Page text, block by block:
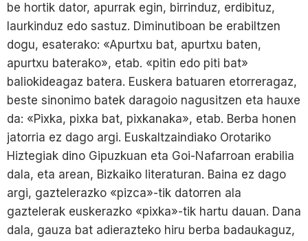
be hortik dator, apurrak egin, birrinduz, erdibituz,
laurkinduz edo sastuz. Diminutiboan be erabiltzen
dogu, esaterako: «Apurtxu bat, apurtxu baten,
apurtxu baterako», etab. «pitin edo piti bat»
baliokideagaz batera. Euskera batuaren etorreragaz,
beste sinonimo batek daragoio nagusitzen eta hauxe
da: «Pixka, pixka bat, pixkanaka», etab. Berba honen
jatorria ez dago argi. Euskaltzaindiako Orotariko
Hiztegiak dino Gipuzkuan eta Goi-Nafarroan erabilia
dala, eta arean, Bizkaiko literaturan. Baina ez dago
argi, gaztelerazko «pizca»-tik datorren ala
gaztelerak euskerazko «pixka»-tik hartu dauan. Dana
dala, gauza bat adierazteko hiru berba badaukaguz,